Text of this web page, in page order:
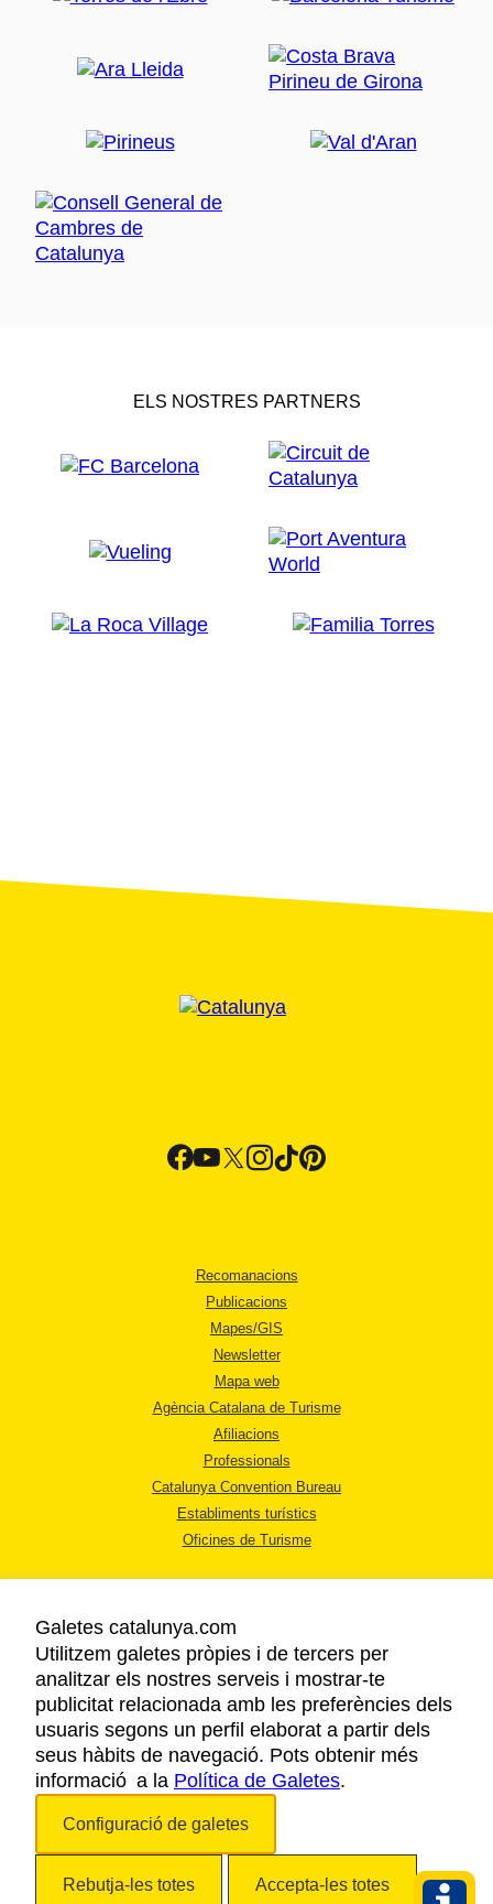
ELS NOSTRES PARTNERS
Recomanacions
Publicacions
Mapes/GIS
Newsletter
Mapa web
Agència Catalana de Turisme
Afiliacions
Professionals
Catalunya Convention Bureau
Establiments turístics
Oficines de Turisme
AVÍS LEGAL
POLÍTICA DE PRIVACITAT
COOKIES
ACCESSIBILITAT
Galetes catalunya.com
Utilitzem galetes pròpies i de tercers per
analitzar els nostres serveis i mostrar-te
publicitat relacionada amb les preferències dels
usuaris segons un perfil elaborat a partir dels
seus hàbits de navegació. Pots obtenir més
informació a la Política de Galetes.
Configuració de galetes
Rebutja-les totes Accepta-les totes